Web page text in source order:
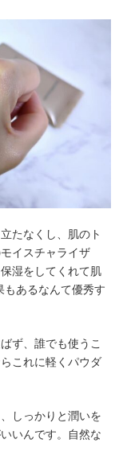
たなくし、肌のト
イスチャライザ
湿をしてくれて肌
もあるなんて優秀す
ず、誰でも使うこ
これに軽くパウダ
しっかりと潤いを
いんです。自然な